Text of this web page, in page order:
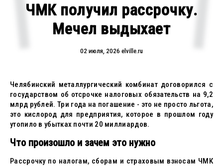
ЧМК получил рассрочку.
Мечел выдыхает
02 июля, 2026 elville.ru
Челябинский металлургический комбинат договорился с
государством об отсрочке налоговых обязательств на 9,2
млрд рублей. Три года на погашение - это не просто льгота,
это кислород для предприятия, которое в прошлом году
утопило в убытках почти 20 миллиардов.
Что произошло и зачем это нужно
Рассрочку по налогам, сборам и страховым взносам ЧМК